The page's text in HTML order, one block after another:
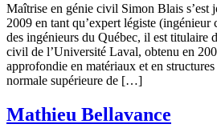
Maîtrise en génie civil Simon Blais s’est
2009 en tant qu’expert légiste
des ingénieurs du Québec, il est titulaire
civil de l’Université Laval, obtenu en
approfondie en matériaux et en
normale supérieure de […]
Mathieu Bellavance